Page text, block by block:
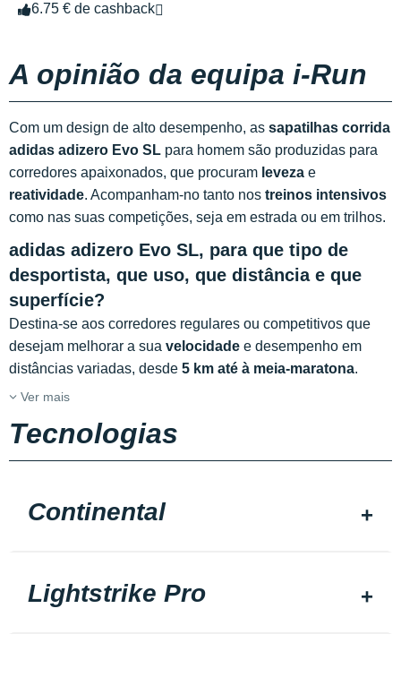
6.75 € de cashback
A opinião da equipa i-Run
Com um design de alto desempenho, as sapatilhas corrida
adidas adizero Evo SL para homem são produzidas para
corredores apaixonados, que procuram leveza e
reatividade. Acompanham-no tanto nos treinos intensivos
como nas suas competições, seja em estrada ou em trilhos.
adidas adizero Evo SL, para que tipo de
desportista, que uso, que distância e que
superfície?
Destina-se aos corredores regulares ou competitivos que
desejam melhorar a sua velocidade e desempenho em
distâncias variadas, desde 5 km até à meia-maratona.
Ver mais
Tecnologias
Continental
Lightstrike Pro